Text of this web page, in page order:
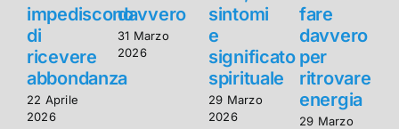
impediscono
di
ricevere
abbondanza
22 Aprile
2026
davvero
31 Marzo
2026
sintomi
e
significato
spirituale
29 Marzo
2026
fare
davvero
per
ritrovare
energia
29 Marzo